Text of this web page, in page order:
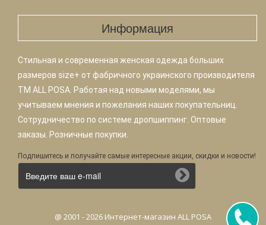
Информация
Стильная и современная женская одежда больших
размеров size+ от фабричного украинского производителя
TM ALL POSA. Работая над новыми моделями, мы
учитываем мнения и пожелания наших покупательниц.
Сотрудничество по системе дропшиппинг. Оптовые
заказы. Розничные покупки.
Подпишитесь и получайте самые интересные акции, скидки и новости!
@ 2001 - 2026 Интернет-магазин ALL POSA